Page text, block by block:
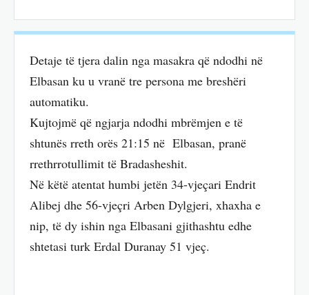
Detaje të tjera dalin nga masakra që ndodhi në
Elbasan ku u vranë tre persona me breshëri
automatiku.
Kujtojmë që ngjarja ndodhi mbrëmjen e të
shtunës rreth orës 21:15 në Elbasan, pranë
rrethrrotullimit të Bradasheshit.
Në këtë atentat humbi jetën 34-vjeçari Endrit
Alibej dhe 56-vjeçri Arben Dylgjeri, xhaxha e
nip, të dy ishin nga Elbasani gjithashtu edhe
shtetasi turk Erdal Duranay 51 vjeç.